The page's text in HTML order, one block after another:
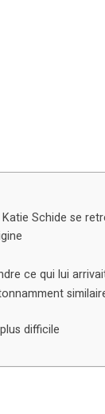
Katie Schide se
ce qui lui
difficile